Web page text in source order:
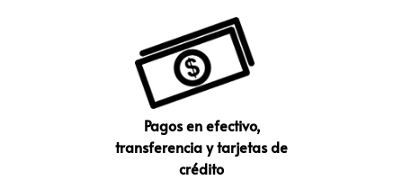
Pagos en efectivo,
transferencia y tarjetas de
crédito